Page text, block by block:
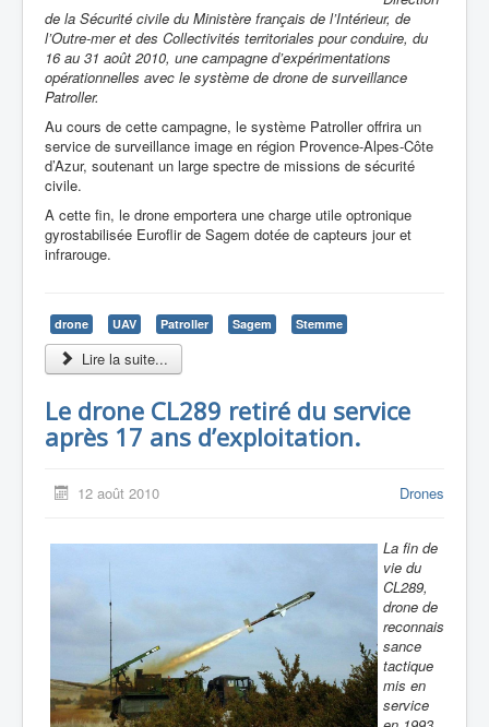
de la Sécurité civile du Ministère français de l’Intérieur, de
l’Outre-mer et des Collectivités territoriales pour conduire, du
16 au 31 août 2010, une campagne d’expérimentations
opérationnelles avec le système de drone de surveillance
Patroller.
Au cours de cette campagne, le système Patroller offrira un
service de surveillance image en région Provence-Alpes-Côte
d’Azur, soutenant un large spectre de missions de sécurité
civile.
A cette fin, le drone emportera une charge utile optronique
gyrostabilisée Euroflir de Sagem dotée de capteurs jour et
infrarouge.
drone UAV Patroller Sagem Stemme
Lire la suite...
Le drone CL289 retiré du service
après 17 ans d’exploitation.
12 août 2010 Drones
La fin de
vie du
CL289,
drone de
reconnais
sance
tactique
mis en
service